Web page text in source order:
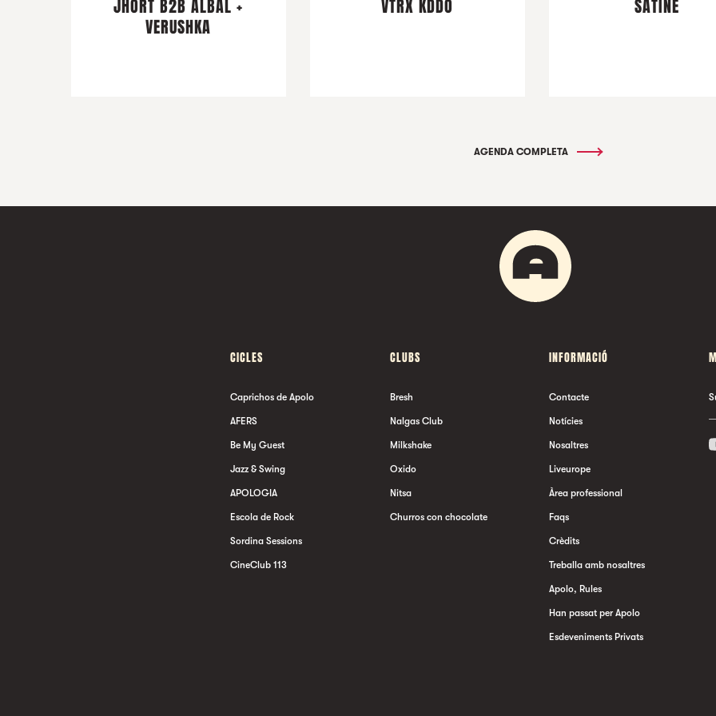
JHORT B2B ALBAL +
VERUSHKA
VTRX KDDO
SATINE
AGENDA COMPLETA
CICLES
Caprichos de Apolo
AFERS
Be My Guest
Jazz & Swing
APOLOGIA
Escola de Rock
Sordina Sessions
CineClub 113
CLUBS
Bresh
Nalgas Club
Milkshake
Oxido
Nitsa
Churros con chocolate
INFORMACIÓ
Contacte
Notícies
Nosaltres
Liveurope
Àrea professional
Faqs
Crèdits
Treballa amb nosaltres
Apolo, Rules
Han passat per Apolo
Esdeveniments Privats